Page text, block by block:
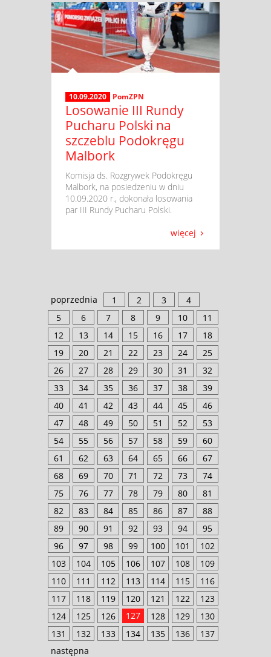
10.09.2020 PomZPN
Losowanie III Rundy
Pucharu Polski na
szczeblu Podokręgu
Malbork
​ Komisja ds. Rozgrywek Podokręgu
Malbork, na posiedzeniu w dniu
10.09.2020 r., dokonała losowania
par III Rundy Pucharu Polski.
więcej
poprzednia 1 2 3
4
5
6 7 8 9 10
11
12
13 14 15 16 17
18
19
20 21 22 23 24
25
26
27 28 29 30 31
32
33
34 35 36 37 38
39
40
41 42 43 44 45
46
47
48 49 50 51 52
53
54
55 56 57 58 59
60
61
62 63 64 65 66
67
68
69 70 71 72 73
74
75
76 77 78 79 80
81
82
83 84 85 86 87
88
89
90 91 92 93 94
95
96
97 98 99 100 101
102
103
104 105 106 107 108
109
110
111 112 113 114 115
116
117
118 119 120 121 122
123
124
125 126 127 128 129
130
131
132 133 134 135 136
137
następna